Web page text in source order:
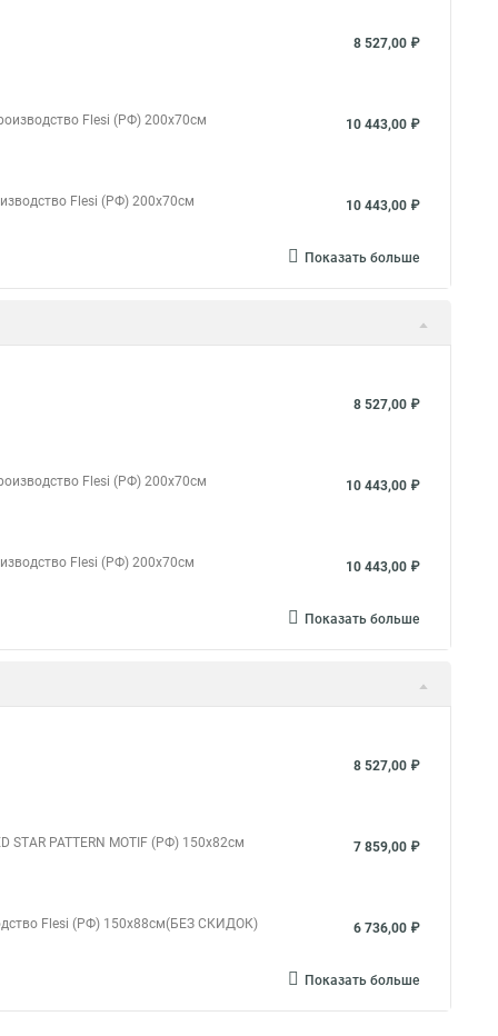
8 527,00 ₽
Flesi (РФ) 200х70см 10 443,00 ₽
Flesi (РФ) 200х70см 10 443,00 ₽
Показать больше
8 527,00 ₽
Flesi (РФ) 200х70см 10 443,00 ₽
Flesi (РФ) 200х70см 10 443,00 ₽
Показать больше
8 527,00 ₽
STAR PATTERN MOTIF (РФ) 150х82см 7 859,00 ₽
Flesi (РФ) 150х88см(БЕЗ СКИДОК) 6 736,00 ₽
Показать больше